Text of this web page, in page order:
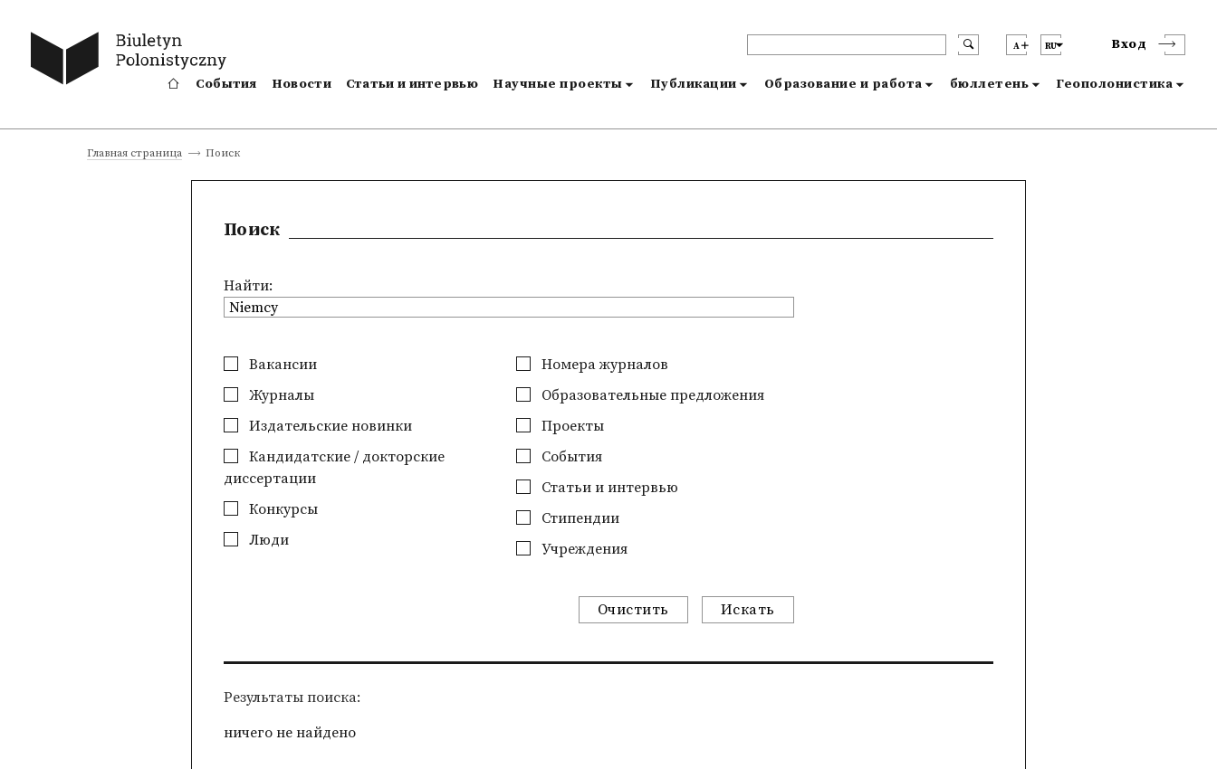
A RU Вход
События Новости Статьи и интервью Научные проекты Публикации Образование и работа бюллетень Геополонистика
Главная страница Поиск
Поиск
Найти:
Вакансии
Журналы
Издательские новинки
Кандидатские / докторские
диссертации
Конкурсы
Люди
Номера журналов
Образовательные предложения
Проекты
События
Статьи и интервью
Стипендии
Учреждения
Очистить Искать
Pезультаты поиска
ничего не найдено